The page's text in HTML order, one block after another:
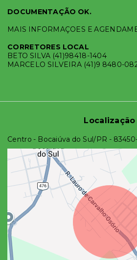
DOCUMENTAÇÃO OK.
MAIS INFORMAÇOES E
CORRETORES LOCAL
BETO SILVA (41)98418-1404
MARCELO SILVEIRA (41)9 8480-
Localização
Centro - Bocaiúva do Sul/PR -